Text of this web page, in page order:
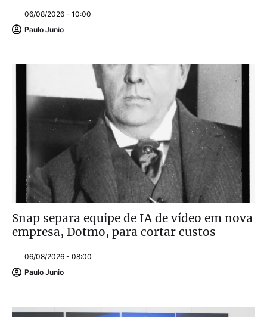
06/08/2026 - 10:00
Paulo Junio
Snap separa equipe de IA de vídeo em nova
empresa, Dotmo, para cortar custos
06/08/2026 - 08:00
Paulo Junio